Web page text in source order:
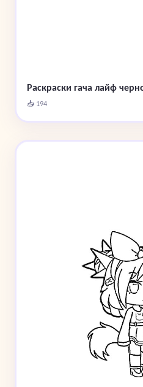
Раскраски гача лайф
📥 194